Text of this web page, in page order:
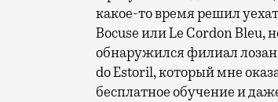
какое-то время решил
Bocuse или Le Cordon Bleu,
обнаружился филиал
do Estoril, который мне
бесплатное обучение и